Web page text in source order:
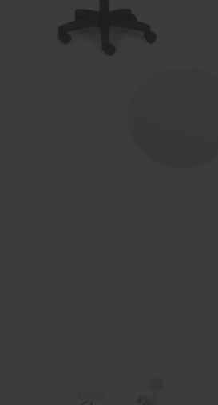
Mobiele massagetafels
Massagebanken elektrisch
Massagebedden